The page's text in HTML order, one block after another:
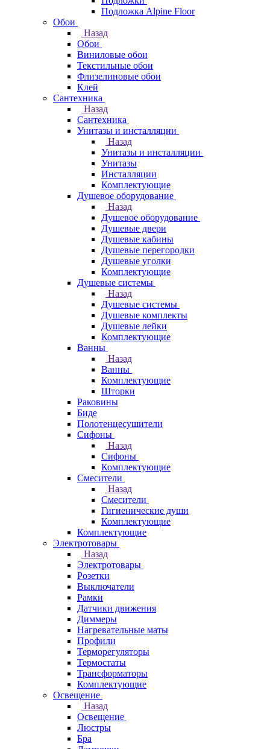
Подложка Alpine Floor
Обои
Назад
Обои
Виниловые обои
Текстильные обои
Флизелиновые обои
Клей
Сантехника
Назад
Сантехника
Унитазы и инсталляции
Назад
Унитазы и инсталляции
Унитазы
Инсталляции
Комплектующие
Душевое оборудование
Назад
Душевое оборудование
Душевые двери
Душевые кабины
Душевые перегородки
Душевые уголки
Комплектующие
Душевые системы
Назад
Душевые системы
Душевые комплекты
Душевые лейки
Комплектующие
Ванны
Назад
Ванны
Комплектующие
Шторки
Раковины
Биде
Полотенцесушители
Сифоны
Назад
Сифоны
Комплектующие
Смесители
Назад
Смесители
Гигиенические души
Комплектующие
Комплектующие
Электротовары
Назад
Электротовары
Розетки
Выключатели
Рамки
Датчики движения
Диммеры
Нагревательные маты
Профили
Терморегуляторы
Термостаты
Трансформаторы
Комплектующие
Освещение
Назад
Освещение
Люстры
Бра